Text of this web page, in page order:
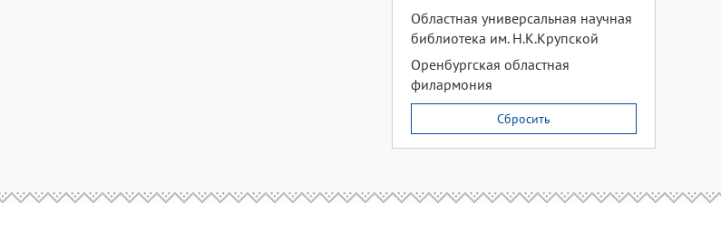
Областная универсальная научная
библиотека им. Н.К.Крупской
Оренбургская областная
филармония
Сбросить